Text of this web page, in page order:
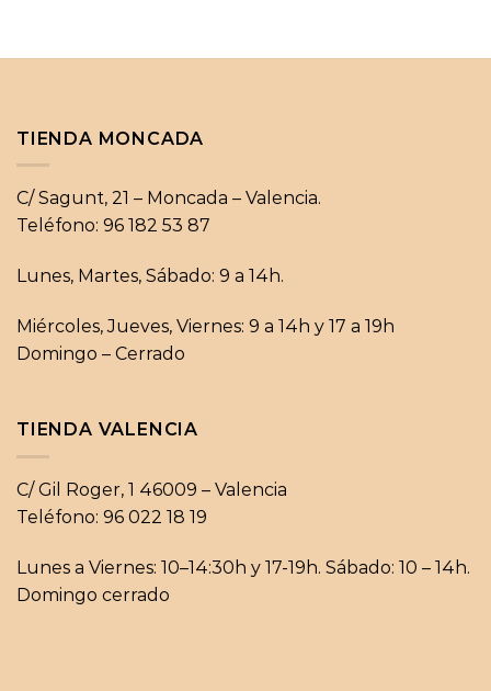
TIENDA MONCADA
C/ Sagunt, 21 – Moncada – Valencia.
Teléfono: 96 182 53 87
Lunes, Martes, Sábado: 9 a 14h.
Miércoles, Jueves, Viernes: 9 a 14h y 17 a 19h
Domingo – Cerrado
TIENDA VALENCIA
C/ Gil Roger, 1 46009 – Valencia
Teléfono: 96 022 18 19
Lunes a Viernes: 10–14:30h y 17-19h. Sábado: 10 – 14h.
Domingo cerrado